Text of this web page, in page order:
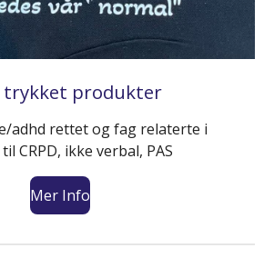
trykket produkter
adhd rettet og fag relaterte i
CRPD, ikke verbal, PAS
Mer Info